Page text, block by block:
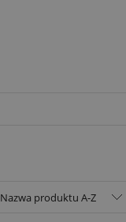
Nazwa produktu A-Z